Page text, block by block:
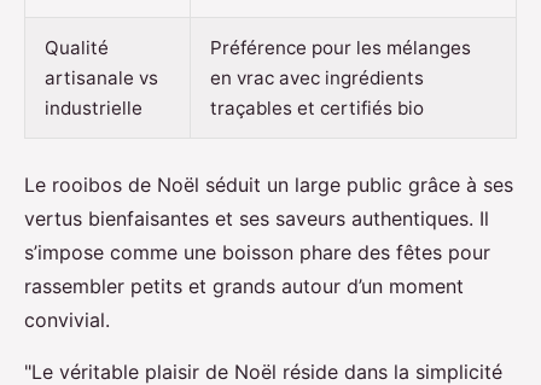
Qualité
artisanale vs
industrielle
Préférence pour les mélanges
en vrac avec ingrédients
traçables et certifiés bio
Le rooibos de Noël séduit un large public grâce à ses
vertus bienfaisantes et ses saveurs authentiques. Il
s’impose comme une boisson phare des fêtes pour
rassembler petits et grands autour d’un moment
convivial.
"Le véritable plaisir de Noël réside dans la simplicité